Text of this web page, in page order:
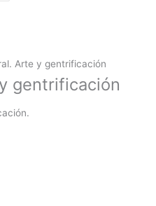
Arte y gentrificación
gentrificación